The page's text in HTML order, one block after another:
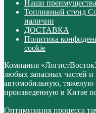
Наши преимущества
Топливный стенд
наличии
ДОСТАВКА
Политика
cookie
Компания
любых запасных частей
автомобильную, тяжелую
произведенную в Китае
Оптимизация процесса